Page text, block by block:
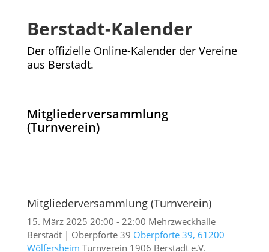
Berstadt-Kalender
Der offizielle Online-Kalender der Vereine
aus Berstadt.
Mitgliederversammlung
(Turnverein)
Mitgliederversammlung (Turnverein)
15. März 2025 20:00 - 22:00 Mehrzweckhalle
Berstadt | Oberpforte 39 Oberpforte 39, 61200
Wölfersheim Turnverein 1906 Berstadt e.V.